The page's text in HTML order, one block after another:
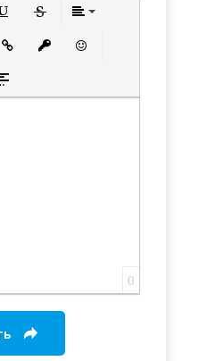
текста
цитаты
Вставка спойлера
0